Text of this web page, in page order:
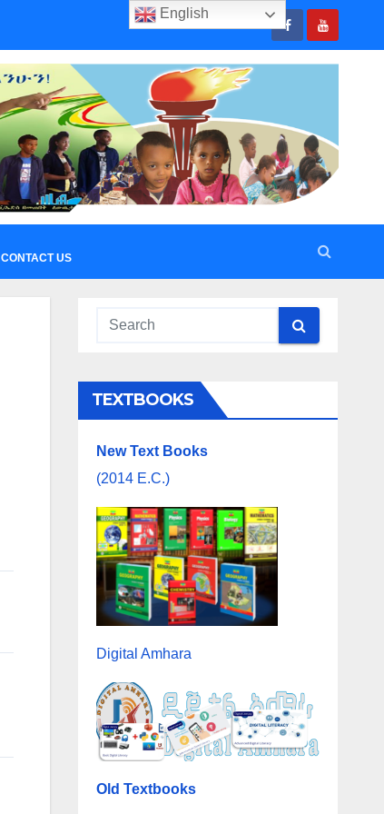
CONTACT US
TEXTBOOKS
New Text Books
(2014 E.C.)
Digital Amhara
Old Textbooks
English